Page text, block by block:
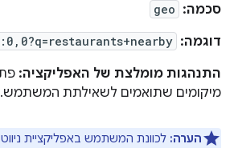
סכמה: geo
דוגמה:
התנהגות מומלצת של האפליקציה:
מיקומים שתואמים לשאילתת המשתמש.
הערה: לכוונת המשתמש באפליקציית ניווט